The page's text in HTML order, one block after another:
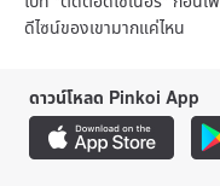
ดีไซน์ของเขามากแค่ไหน
ดาวน์โหลด Pinkoi App